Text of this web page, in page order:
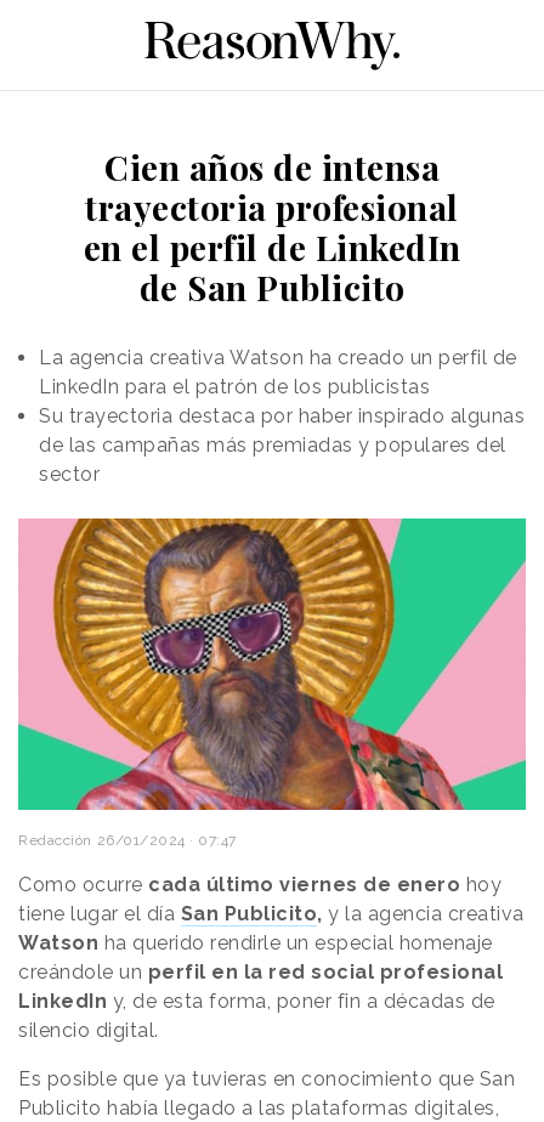
Cien años de intensa
trayectoria profesional
en el perfil de LinkedIn
de San Publicito
La agencia creativa Watson ha creado un perfil de
LinkedIn para el patrón de los publicistas
Su trayectoria destaca por haber inspirado algunas
de las campañas más premiadas y populares del
sector
Redacción 26/01/2024 · 07:47
Como ocurre cada último viernes de enero hoy
tiene lugar el día San Publicito, y la agencia creativa
Watson ha querido rendirle un especial homenaje
creándole un perfil en la red social profesional
LinkedIn y, de esta forma, poner fin a décadas de
silencio digital.
Es posible que ya tuvieras en conocimiento que San
Publicito había llegado a las plataformas digitales,